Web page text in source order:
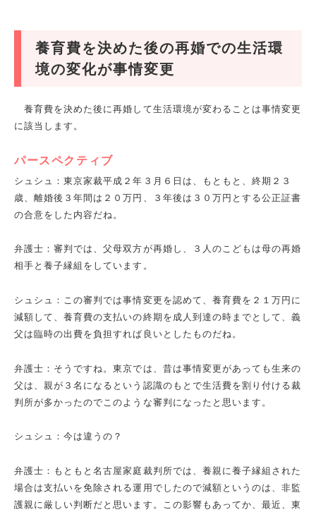
養育費を決めた後の再婚での生活環
境の変化が事情変更
養育費を決めた後に再婚して生活環境が変わることは事情変更
に該当します。
パースペクティブ
シュシュ：東京家裁平成２年３月６日は、もともと、終期２３
歳、離婚後３年間は２０万円、３年後は３０万円とする公正証書
の合意をした内容だね。
弁護士：審判では、父母双方が再婚し、３人のこどもは母の再婚
相手と養子縁組をしています。
シュシュ：この審判では事情変更を認めて、養育費を２１万円に
減額して、養育費の支払いの終期を成人到達の時までとして、義
父は臨時の出費を負担すれば良いとしたものだね。
弁護士：そうですね。東京では、昔は事情変更があっても生来の
父は、親が３名になるという認識のもとで生活費を割り付ける裁
判所が多かったのでこのような審判になったと思います。
シュシュ：今は違うの？
弁護士：もともと名古屋家庭裁判所では、養親に養子縁組された
場合は支払いを免除される運用でしたので減額というのは、非監
護親に厳しい判断だと思います。この影響もあってか、最近、東